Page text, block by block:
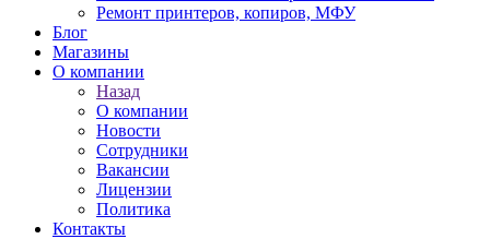
Ремонт принтеров, копиров, МФУ
Блог
Магазины
О компании
Назад
О компании
Новости
Сотрудники
Вакансии
Лицензии
Политика
Контакты